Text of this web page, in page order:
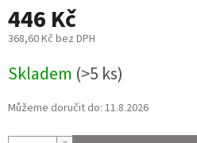
446 Kč
368,60 Kč bez DPH
cena:
Skladem (>5 ks)
Můžeme doručit do: 11.8.2026